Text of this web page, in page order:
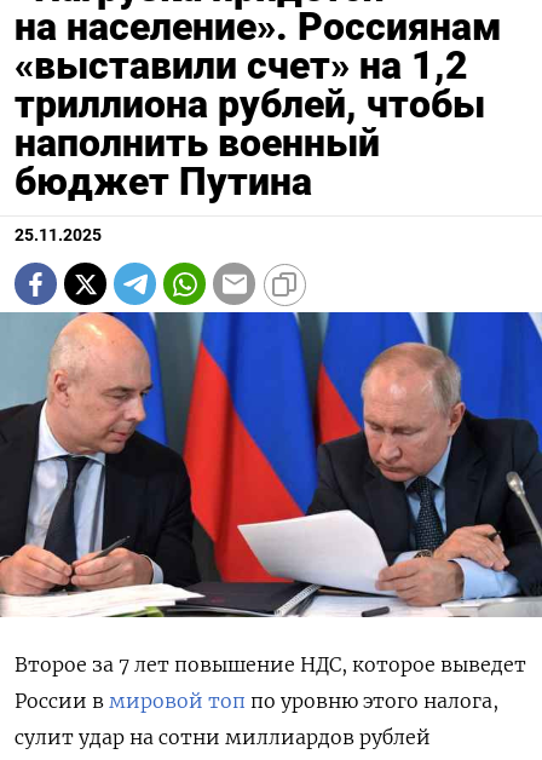
на население». Россиянам
«выставили счет» на 1,2
триллиона рублей, чтобы
наполнить военный
бюджет Путина
25.11.2025
Второе за 7 лет повышение НДС, которое выведет
России в мировой топ по уровню этого налога,
сулит удар на сотни миллиардов рублей